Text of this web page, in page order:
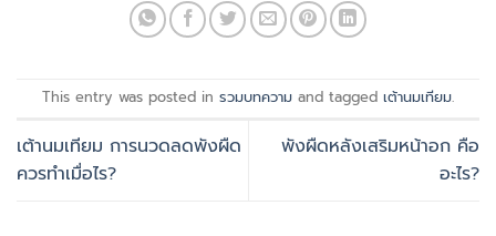
This entry was posted in รวมบทความ and tagged เต้านมเทียม.
เต้านมเทียม การนวดลดพังผืด
ควรทำเมื่อไร?
พังผืดหลังเสริมหน้าอก คือ
อะไร?